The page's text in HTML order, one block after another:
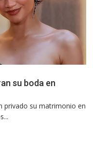
su boda en
privado su matrimonio en